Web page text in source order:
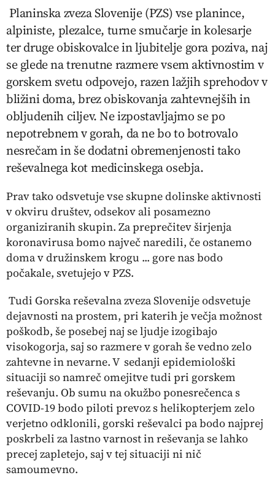
Planinska zveza Slovenije (PZS) vse planince,
alpiniste, plezalce, turne smučarje in kolesarje
ter druge obiskovalce in ljubitelje gora poziva, naj
se glede na trenutne razmere vsem aktivnostim v
gorskem svetu odpovejo, razen lažjih sprehodov v
bližini doma, brez obiskovanja zahtevnejših in
obljudenih ciljev. Ne izpostavljajmo se po
nepotrebnem v gorah, da ne bo to botrovalo
nesrečam in še dodatni obremenjenosti tako
reševalnega kot medicinskega osebja.
Prav tako odsvetuje vse skupne dolinske aktivnosti
v okviru društev, odsekov ali posamezno
organiziranih skupin. Za preprečitev širjenja
koronavirusa bomo največ naredili, če ostanemo
doma v družinskem krogu ... gore nas bodo
počakale, svetujejo v PZS.
Tudi Gorska reševalna zveza Slovenije odsvetuje
dejavnosti na prostem, pri katerih je večja možnost
poškodb, še posebej naj se ljudje izogibajo
visokogorja, saj so razmere v gorah še vedno zelo
zahtevne in nevarne. V sedanji epidemiološki
situaciji so namreč omejitve tudi pri gorskem
reševanju. Ob sumu na okužbo ponesrečenca s
COVID-19 bodo piloti prevoz s helikopterjem zelo
verjetno odklonili, gorski reševalci pa bodo najprej
poskrbeli za lastno varnost in reševanja se lahko
precej zapletejo, saj v tej situaciji ni nič
samoumevno.